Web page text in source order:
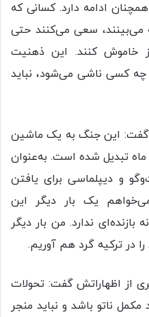
ادامه دارد. کسانی که
می‌بینند، سعی می‌کنند حتی
خاموش کنند. این ذهنیت
کسی ناشی می‌شود، نباید
گفت: این جنگ به یک ماشین
ماه تبدیل شده است. به‌عنوان
و دیپلماسی برای یافتن
می‌خواهم یک بار دیگر این
بازنده‌ای ندارد. من بار دیگر
در ترکیه گرد هم آوریم.
از اظهاراتش گفت: تحولات
مکمل ناتو باشد و نباید منجر